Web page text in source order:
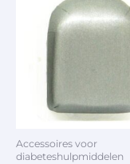
Accessoires voor
diabeteshulpmiddelen